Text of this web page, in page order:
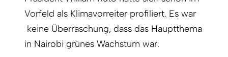
Vorfeld als Klimavorreiter profiliert. Es war
keine Überraschung, dass das Hauptthema
in Nairobi grünes Wachstum war.